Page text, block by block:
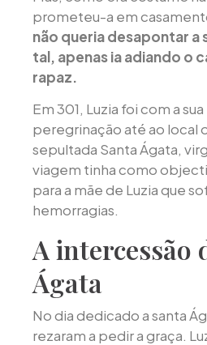
prometeu-a em
não queria desapontar a
tal, apenas ia adiando o
rapaz.
Em 301, Luzia foi com a
peregrinação até ao local
sepultada Santa Ágata,
viagem tinha como
para a mãe de Luzia que
hemorragias.
A intercessão
Ágata
No dia dedicado a santa
rezaram a pedir a graça.